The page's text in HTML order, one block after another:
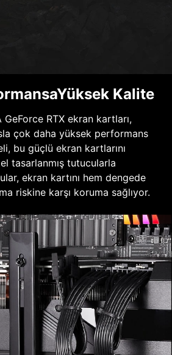
Kalite
RTX ekran kartları,
çok daha yüksek performans
bu güçlü ekran kartlarını
tasarlanmış tutucularla
ekran kartını hem dengede
riskine karşı koruma sağlıyor.